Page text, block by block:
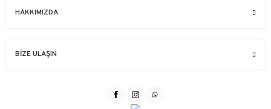
HAKKIMIZDA
BİZE ULAŞIN